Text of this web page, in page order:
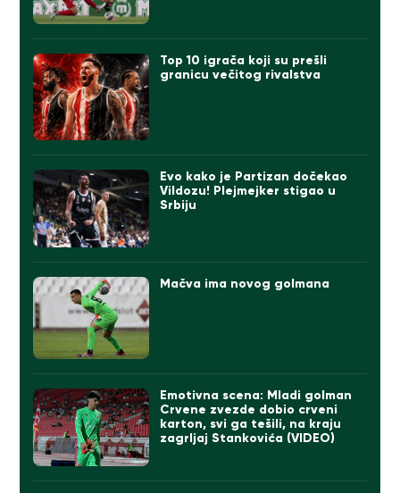
Top 10 igrača koji su prešli
granicu večitog rivalstva
Evo kako je Partizan dočekao
Vildozu! Plejmejker stigao u
Srbiju
Mačva ima novog golmana
Emotivna scena: Mladi golman
Crvene zvezde dobio crveni
karton, svi ga tešili, na kraju
zagrljaj Stankovića (VIDEO)